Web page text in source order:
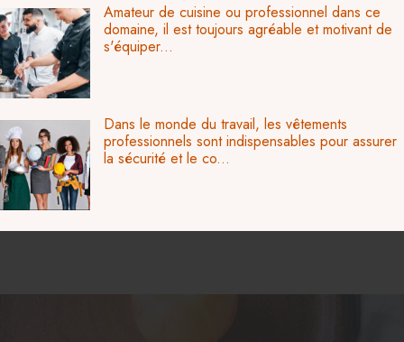
Amateur de cuisine ou professionnel dans ce
domaine, il est toujours agréable et motivant de
s'équiper...
Dans le monde du travail, les vêtements
professionnels sont indispensables pour assurer
la sécurité et le co...